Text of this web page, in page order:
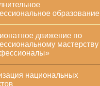
образование
движение по
мастерству
национальных